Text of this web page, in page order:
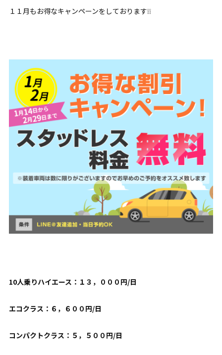
１１月もお得なキャンペーンをしております❕❕
10人乗りハイエース：１３，０００円/日
エコクラス：６，６００円/日
コンパクトクラス：５，５００円/日